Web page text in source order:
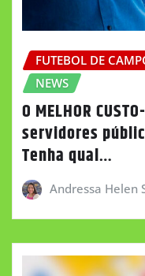
FUTEBOL DE
NEWS
O MELHOR
servidores
Tenha qual…
Andressa Helen